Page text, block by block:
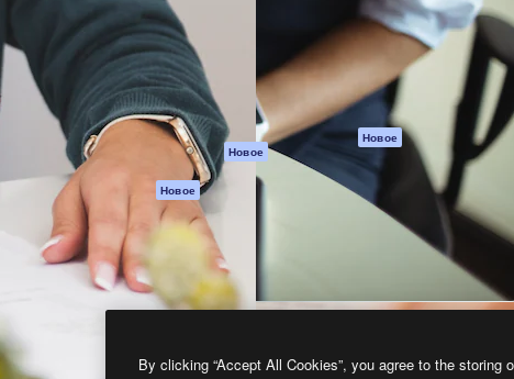
Генератор видео
ИИ
Генератор голоса
на основе ИИ
Стоковый контент
MCP для
Claude/ChatGPT
Новое
Агенты Новое
API
Мобильное
приложение
Все инструменты
Magnific
Условия и
положения
Политика
конфиденциальности
Оригиналы Новое
Политика файлов
Центр доверия
Поиск
Блог
События
Slidesgo
контент
прессы
Ищете
By clicking “Accept All Cookies”, you agree to the